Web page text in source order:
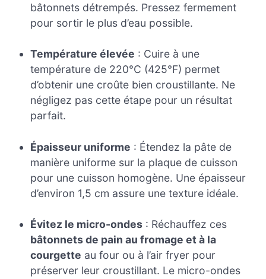
bâtonnets détrempés. Pressez fermement
pour sortir le plus d’eau possible.
Température élevée : Cuire à une
température de 220°C (425°F) permet
d’obtenir une croûte bien croustillante. Ne
négligez pas cette étape pour un résultat
parfait.
Épaisseur uniforme : Étendez la pâte de
manière uniforme sur la plaque de cuisson
pour une cuisson homogène. Une épaisseur
d’environ 1,5 cm assure une texture idéale.
Évitez le micro-ondes : Réchauffez ces
bâtonnets de pain au fromage et à la
courgette au four ou à l’air fryer pour
préserver leur croustillant. Le micro-ondes